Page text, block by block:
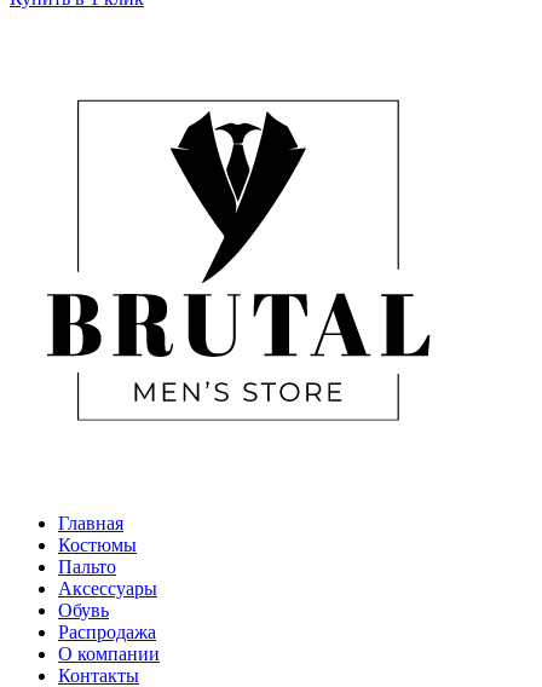
Главная
Костюмы
Пальто
Аксессуары
Обувь
Распродажа
О компании
Контакты